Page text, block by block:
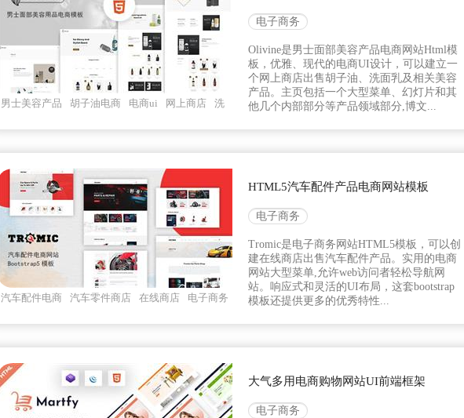
男士美容产品 胡子油电商 电商ui 网上商店
洗
电子商务
Olivine是男士面部美容产品电商网站Html模
板，优雅、现代的电商UI设计，可以建立一
个网上商店出售胡子油、洗面乳及相关美容
产品。主页包括一个大型菜单、幻灯片和其
他几个内部部分等产品领域部分,博文...
汽车配件电商 汽车零件商店 在线商店
电子商务
HTML5汽车配件产品电商网站模板
电子商务
Tromic是电子商务网站HTML5模板，可以创
建在线商店出售汽车配件产品。实用的电商
网站大型菜单,允许web访问者轻松导航网
站。响应式和灵活的UI布局，这套bootstrap
模板还提供更多的优秀特性...
大气多用电商购物网站UI前端框架
电子商务